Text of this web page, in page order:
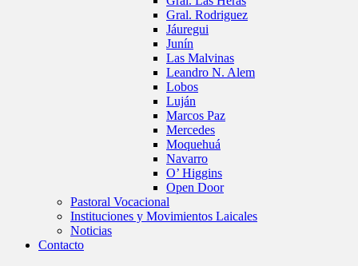
Gral. Rodriguez
Jáuregui
Junín
Las Malvinas
Leandro N. Alem
Lobos
Luján
Marcos Paz
Mercedes
Moquehuá
Navarro
O’ Higgins
Open Door
Pastoral Vocacional
Instituciones y Movimientos Laicales
Noticias
Contacto